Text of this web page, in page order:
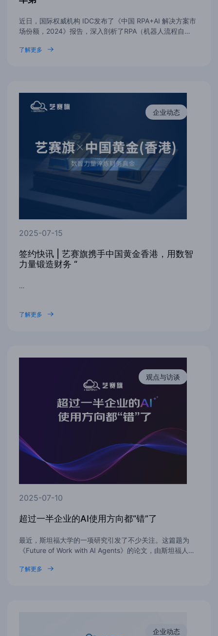
近日，国际权威机构 IDC发布了《中国 RPA+AI 解决方案市
场份额，2024》报告，深入剖析了RPA（机器人流程自…
了解更多
2025-07-15
企业动态
签约快讯 | 艺赛旗携手中国黄金香港，用数智
力量锻造财务 “
…
了解更多
2025-07-10
观点与访谈
超过一半企业的AI使用方向都“错”了
最近，斯坦福大学的一项研究引发了不少关注。这篇题为
《Future of Work with AI Agents》的论文，由斯坦福人…
了解更多
企业动态